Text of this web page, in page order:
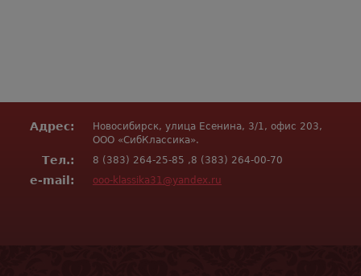
Адрес:
Новосибирск, улица Есенина, 3/1, офис 203,
ООО «СибКлассика».
Тел.: 8 (383) 264-25-85 ,8 (383) 264-00-70
e-mail: ooo-klassika31@yandex.ru